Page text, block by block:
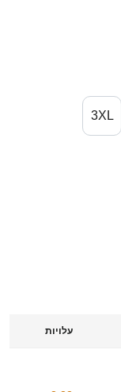
3XL
עלויות